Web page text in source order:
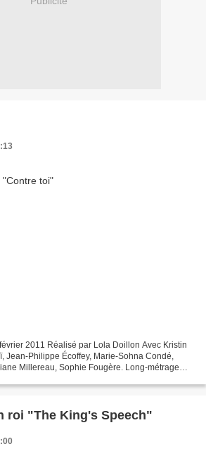
2011 Réalisé par Lola Doillon Avec Kristin
Jean-Philippe Écoffey, Marie-Sohna Condé,
Millereau, Sophie Fougère. Long-métrage
roi "The King's Speech"